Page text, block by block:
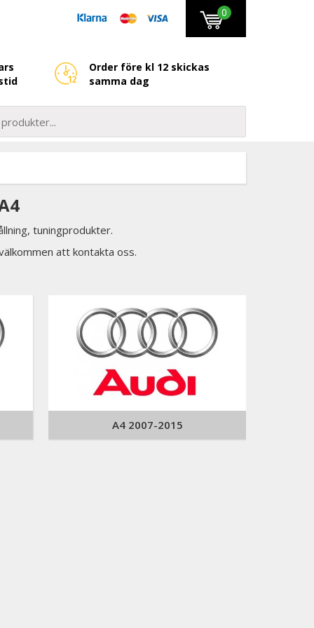
0
Order före kl 12 skickas
samma dag
tuningprodukter.
att kontakta oss.
A4 2007-2015